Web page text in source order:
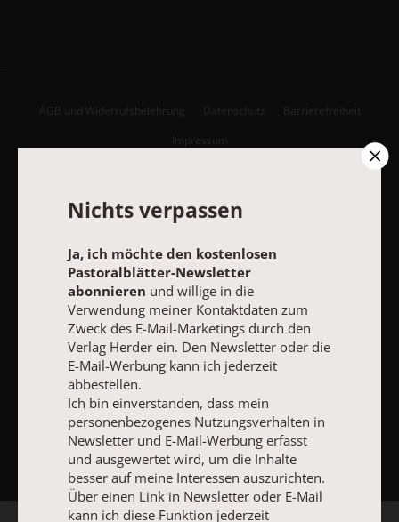
AGB und Widerrufsbelehrung Datenschutz Barrierefreiheit
Impressum
Vertrag widerrufen
NACH OBEN
Nichts verpassen
Ja, ich möchte den kostenlosen
Pastoralblätter-Newsletter
abonnieren und willige in die
Verwendung meiner Kontaktdaten zum
Zweck des E-Mail-Marketings durch den
Verlag Herder ein. Den Newsletter oder die
E-Mail-Werbung kann ich jederzeit
abbestellen.
Ich bin einverstanden, dass mein
personenbezogenes Nutzungsverhalten in
Newsletter und E-Mail-Werbung erfasst
und ausgewertet wird, um die Inhalte
besser auf meine Interessen auszurichten.
Über einen Link in Newsletter oder E-Mail
kann ich diese Funktion jederzeit